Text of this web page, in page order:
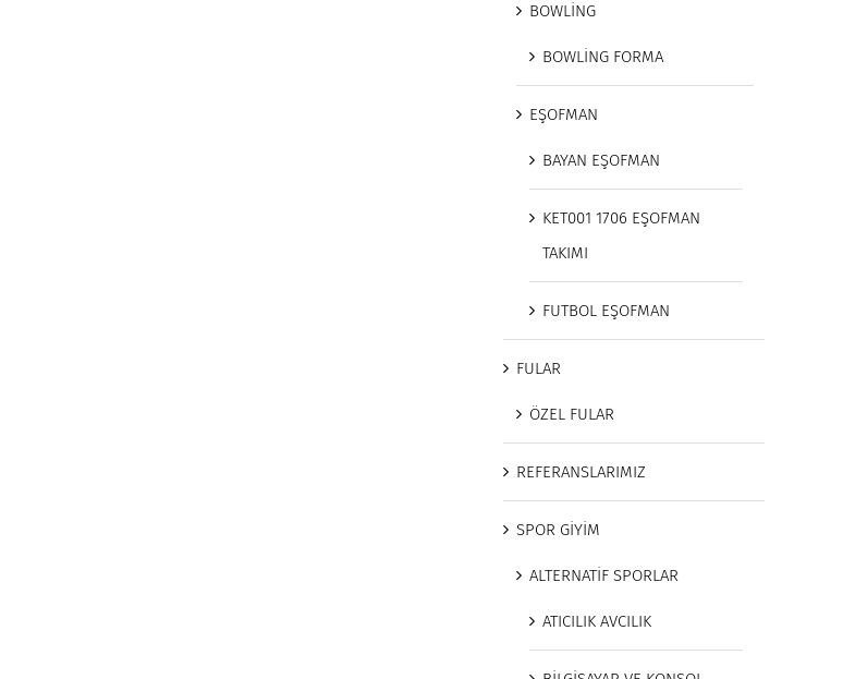
BOWLİNG
BOWLİNG FORMA
EŞOFMAN
BAYAN EŞOFMAN
KET001 1706 EŞOFMAN
TAKIMI
FUTBOL EŞOFMAN
FULAR
ÖZEL FULAR
REFERANSLARIMIZ
SPOR GİYİM
ALTERNATİF SPORLAR
ATICILIK AVCILIK